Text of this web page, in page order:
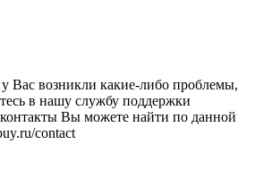
Вас возникли какие-либо проблемы,
в нашу службу поддержки
контакты Вы можете найти по данной
contact